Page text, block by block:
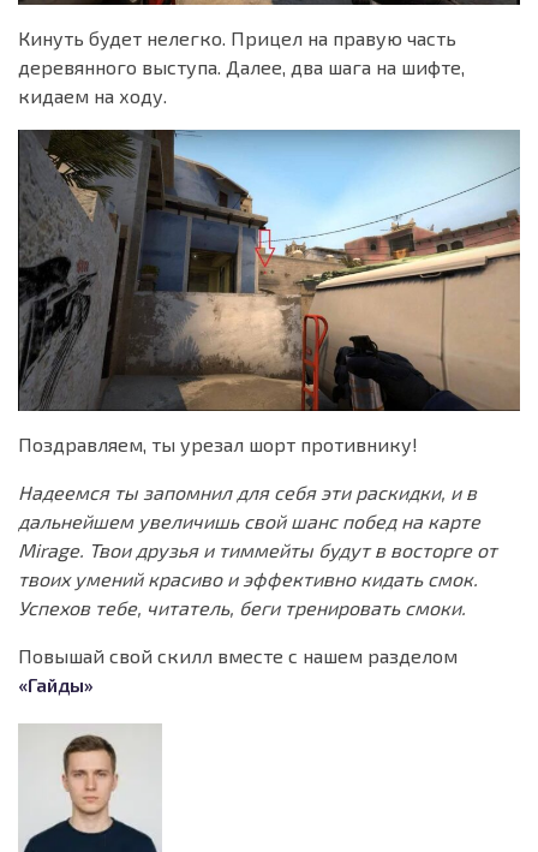
Кинуть будет нелегко. Прицел на правую часть
деревянного выступа. Далее, два шага на шифте,
кидаем на ходу.
Поздравляем, ты урезал шорт противнику!
Надеемся ты запомнил для себя эти раскидки, и в
дальнейшем увеличишь свой шанс побед на карте
Mirage. Твои друзья и тиммейты будут в восторге от
твоих умений красиво и эффективно кидать смок.
Успехов тебе, читатель, беги тренировать смоки.
Повышай свой скилл вместе с нашем разделом
«Гайды»